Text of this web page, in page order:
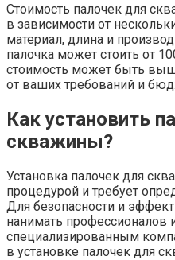
Стоимость палочек для
в зависимости от
материал, длина и
палочка может стоить от
стоимость может быть
от ваших требований и
Как установить
скважины?
Установка палочек для
процедурой и требует
Для безопасности и
нанимать профессионалов
специализированным
в установке палочек для